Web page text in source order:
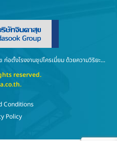
ตั้งโรงงานชุปโครเมี่ยม ด้วยความวิริยะ...
reserved.
.
Conditions
Policy